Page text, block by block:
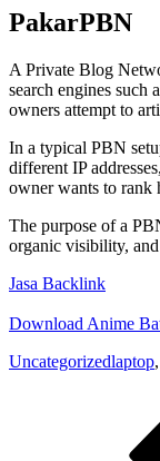
PakarPBN
A Private Blog
search engines such
owners attempt to
In a typical PBN
different IP
owner wants to rank
The purpose of a
organic visibility,
Jasa Backlink
Download Anime
Uncategorizedlaptop,